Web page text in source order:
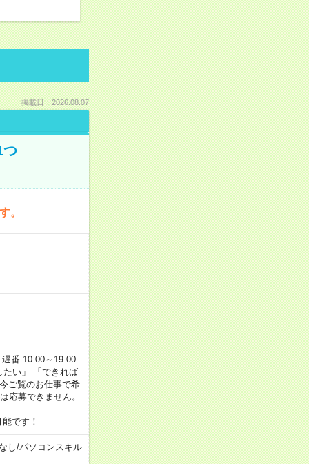
掲載日：2026.08.07
つ
。
番 10:00～19:00
たい」 「できれば
ご覧のお仕事で希
応募できません。
です！
し/パソコンスキル